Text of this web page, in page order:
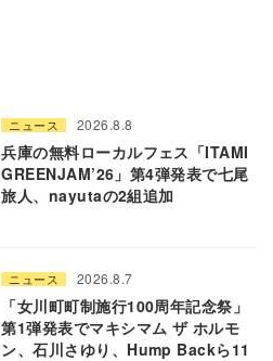
ニュース 2026.8.8
兵庫の無料ローカルフェス「ITAMI
GREENJAM’26」第4弾発表で七尾
旅人、nayutaの2組追加
ニュース 2026.8.7
「女川町町制施行100周年記念祭」
第1弾発表でマキシマム ザ ホルモ
ン、石川さゆり、Hump Backら11